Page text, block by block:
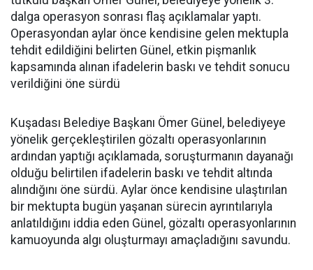
dalga operasyon sonrası flaş açıklamalar yaptı.
Operasyondan aylar önce kendisine gelen mektupla
tehdit edildiğini belirten Günel, etkin pişmanlık
kapsamında alınan ifadelerin baskı ve tehdit sonucu
verildiğini öne sürdü
Kuşadası Belediye Başkanı Ömer Günel, belediyeye
yönelik gerçekleştirilen gözaltı operasyonlarının
ardından yaptığı açıklamada, soruşturmanın dayanağı
olduğu belirtilen ifadelerin baskı ve tehdit altında
alındığını öne sürdü. Aylar önce kendisine ulaştırılan
bir mektupta bugün yaşanan sürecin ayrıntılarıyla
anlatıldığını iddia eden Günel, gözaltı operasyonlarının
kamuoyunda algı oluşturmayı amaçladığını savundu.